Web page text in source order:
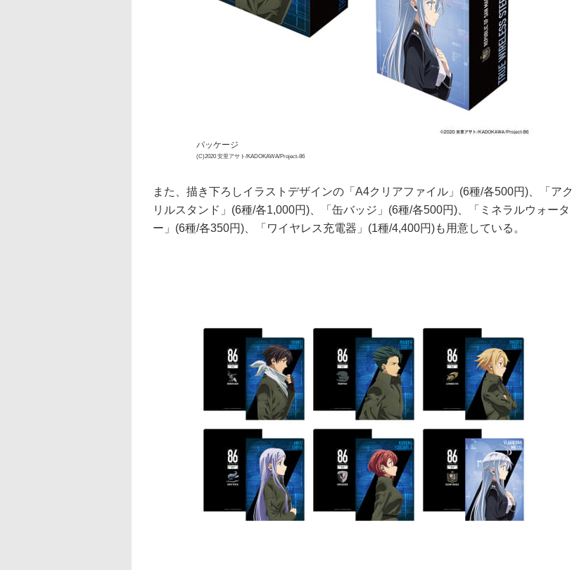
パッケージ
(C)2020 安里アサト/KADOKAWA/Project-86
また、描き下ろしイラストデザインの「A4クリアファイル」(6種/各500円)、「アク
リルスタンド」(6種/各1,000円)、「缶バッジ」(6種/各500円)、「ミネラルウォータ
ー」(6種/各350円)、「ワイヤレス充電器」(1種/4,400円)も用意している。